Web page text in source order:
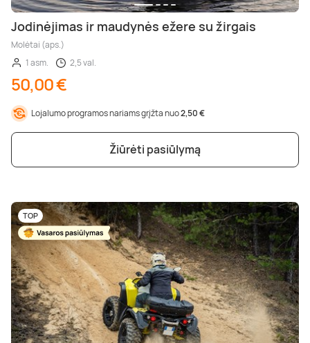
Jodinėjimas ir maudynės ežere su žirgais
Molėtai (aps.)
1 asm.
2,5 val.
50,00 €
Lojalumo programos nariams grįžta nuo2,50 €
Žiūrėti pasiūlymą
TOP